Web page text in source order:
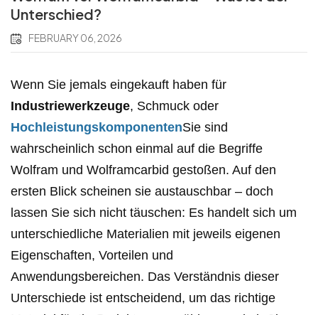
Unterschied?
FEBRUARY 06, 2026
Wenn Sie jemals eingekauft haben für
Industriewerkzeuge, Schmuck oder
HochleistungskomponentenSie sind
wahrscheinlich schon einmal auf die Begriffe
Wolfram und Wolframcarbid gestoßen. Auf den
ersten Blick scheinen sie austauschbar – doch
lassen Sie sich nicht täuschen: Es handelt sich um
unterschiedliche Materialien mit jeweils eigenen
Eigenschaften, Vorteilen und
Anwendungsbereichen. Das Verständnis dieser
Unterschiede ist entscheidend, um das richtige